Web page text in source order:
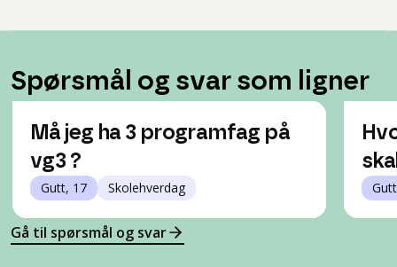
Spørsmål og svar som ligner
Må jeg ha 3 programfag på
vg3 ?
Gutt, 17 Skolehverdag
Gå til spørsmål og svar